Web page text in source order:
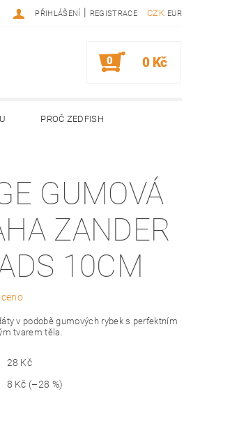
CZK EUR
PŘIHLÁŠENÍ | REGISTRACE
0 0 Kč
PROČ ZEDFISH
GUMOVÁ
ZANDER
10CM
v podobě gumových rybek s perfektním
tvarem těla.
28 Kč
8 Kč (–28 %)